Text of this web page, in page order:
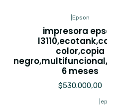
Epson
impresora epson
color,copia
6 meses
$530.000,00
epson